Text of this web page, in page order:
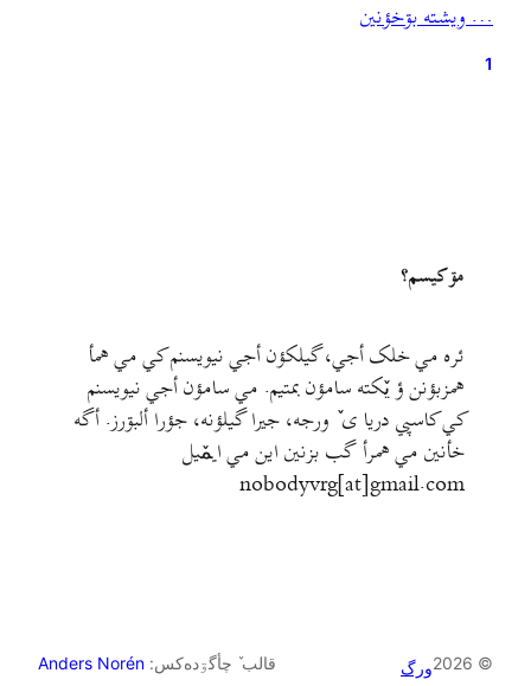
موضع‌گیری‌ها است و نه معانی لغوی و شعارهای ظاهرسازانه.
هیچ مکتب و مرام و دسته‌ای در دنیا…
… ويشته بۊخؤنين
1
مۊ کيسم؟
ئره مي خلک أجي، گيلکؤن أجي نيويسنم کي مي همأ
همزبؤنن ؤ يٚکته سامؤن بمتيم. مي سامؤن أجي نيويسنم
کي کاسپي دريا ی ٚ ورجه، جيرا گيلؤنه، جؤرا ألبۊرز. أگه
خأنين مي همرأ گب بزنين اين مي ايمٚیل‌ ‌
nobodyvrg[at]gmail.com
© 2026 ورگ قالب ٚ چأگۊده‌کس: Anders Norén